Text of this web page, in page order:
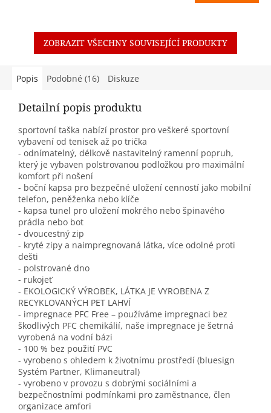
ZOBRAZIT VŠECHNY SOUVISEJÍCÍ PRODUKTY
Popis Podobné (16) Diskuze
Detailní popis produktu
sportovní taška nabízí prostor pro veškeré sportovní
vybavení od tenisek až po trička
- odnímatelný, délkově nastavitelný ramenní popruh,
který je vybaven polstrovanou podložkou pro maximální
komfort při nošení
- boční kapsa pro bezpečné uložení cenností jako mobilní
telefon, peněženka nebo klíče
- kapsa tunel pro uložení mokrého nebo špinavého
prádla nebo bot
- dvoucestný zip
- kryté zipy a naimpregnovaná látka, více odolné proti
dešti
- polstrované dno
- rukojeť
- EKOLOGICKÝ VÝROBEK, LÁTKA JE VYROBENA Z
RECYKLOVANÝCH PET LAHVÍ
- impregnace PFC Free – používáme impregnaci bez
škodlivých PFC chemikálií, naše impregnace je šetrná
vyrobená na vodní bázi
- 100 % bez použití PVC
- vyrobeno s ohledem k životnímu prostředí (bluesign
Systém Partner, Klimaneutral)
- vyrobeno v provozu s dobrými sociálními a
bezpečnostními podmínkami pro zaměstnance, člen
organizace amfori